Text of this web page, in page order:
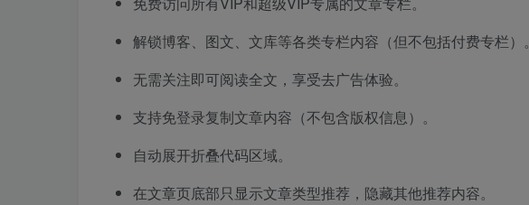
解锁博客、图文、文库等各类专栏内容（但不包括付费专栏）。
无需关注即可阅读全文，享受去广告体验。
支持免登录复制文章内容（不包含版权信息）。
自动展开折叠代码区域。
在文章页底部只显示文章类型推荐，隐藏其他推荐内容。